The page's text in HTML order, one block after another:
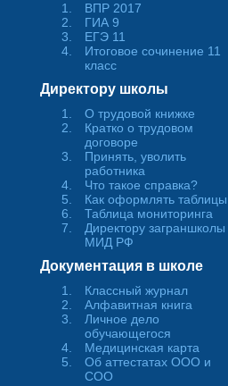
ВПР 2017
ГИА 9
ЕГЭ 11
Итоговое сочинение 11
класс
Директору школы
О трудовой книжке
Кратко о трудовом
договоре
Принять, уволить
работника
Что такое справка?
Как оформлять таблицы
Таблица мониторинга
Директору заграншколы
МИД РФ
Документация в школе
Классный журнал
Алфавитная книга
Личное дело
обучающегося
Медицинская карта
Об аттестатах ООО и
СОО